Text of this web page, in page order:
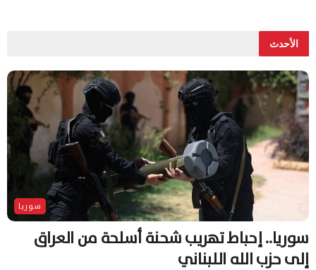
الأحدث
سوريا
سوريا.. إحباط تهريب شحنة أسلحة من العراق
إلى حزب الله اللبناني